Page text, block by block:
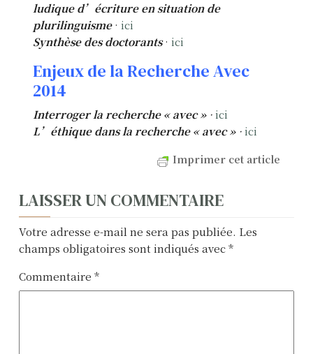
ludique d’écriture en situation de
plurilinguisme· ici
Synthèse des doctorants· ici
Enjeux de la Recherche Avec
2014
Interroger la recherche « avec »·ici
L’éthique dans la recherche « avec »·ici
Imprimer cet article
LAISSER UN COMMENTAIRE
Votre adresse e-mail ne sera pas publiée. Les
champs obligatoires sont indiqués avec*
Commentaire *